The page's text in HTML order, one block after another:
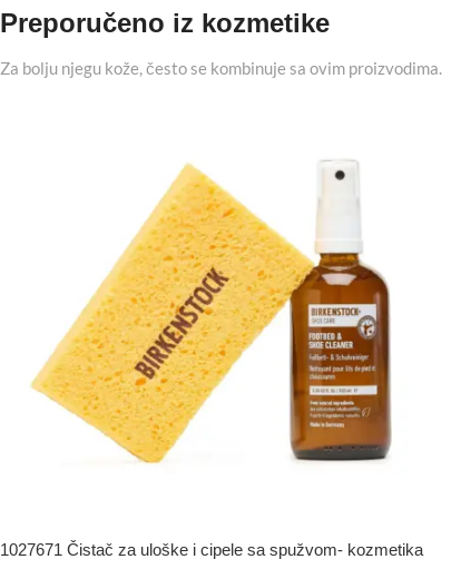
Preporučeno iz kozmetike
Za bolju njegu kože, često se kombinuje sa ovim proizvodima.
1027671 Čistač za uloške i cipele sa spužvom- kozmetika